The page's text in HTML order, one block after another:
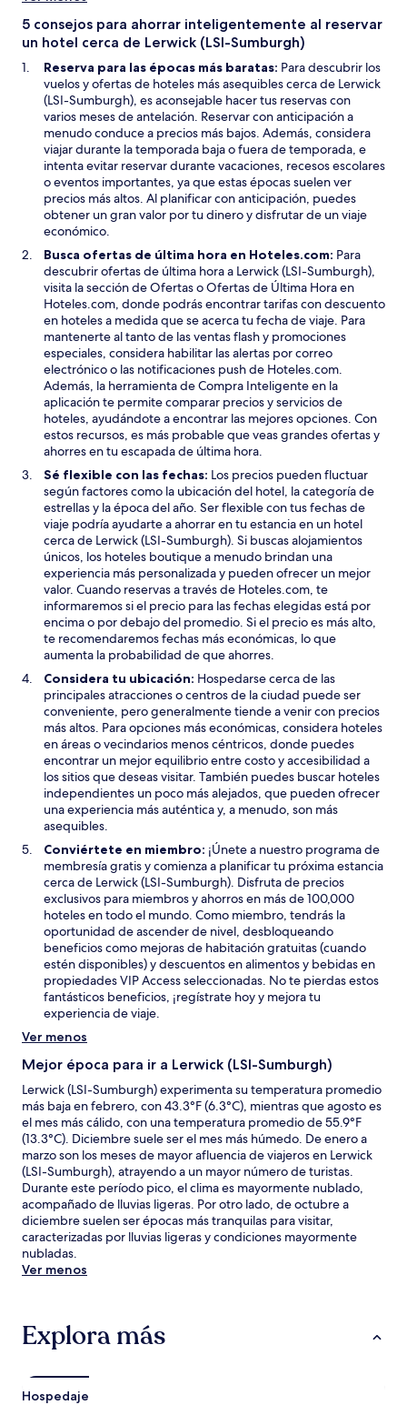
5 consejos para ahorrar inteligentemente al reservar
un hotel cerca de Lerwick (LSI-Sumburgh)
Reserva para las épocas más baratas: Para descubrir los
vuelos y ofertas de hoteles más asequibles cerca de Lerwick
(LSI-Sumburgh), es aconsejable hacer tus reservas con
varios meses de antelación. Reservar con anticipación a
menudo conduce a precios más bajos. Además, considera
viajar durante la temporada baja o fuera de temporada, e
intenta evitar reservar durante vacaciones, recesos escolares
o eventos importantes, ya que estas épocas suelen ver
precios más altos. Al planificar con anticipación, puedes
obtener un gran valor por tu dinero y disfrutar de un viaje
económico.
Busca ofertas de última hora en Hoteles.com: Para
descubrir ofertas de última hora a Lerwick (LSI-Sumburgh),
visita la sección de Ofertas o Ofertas de Última Hora en
Hoteles.com, donde podrás encontrar tarifas con descuento
en hoteles a medida que se acerca tu fecha de viaje. Para
mantenerte al tanto de las ventas flash y promociones
especiales, considera habilitar las alertas por correo
electrónico o las notificaciones push de Hoteles.com.
Además, la herramienta de Compra Inteligente en la
aplicación te permite comparar precios y servicios de
hoteles, ayudándote a encontrar las mejores opciones. Con
estos recursos, es más probable que veas grandes ofertas y
ahorres en tu escapada de última hora.
Sé flexible con las fechas: Los precios pueden fluctuar
según factores como la ubicación del hotel, la categoría de
estrellas y la época del año. Ser flexible con tus fechas de
viaje podría ayudarte a ahorrar en tu estancia en un hotel
cerca de Lerwick (LSI-Sumburgh). Si buscas alojamientos
únicos, los hoteles boutique a menudo brindan una
experiencia más personalizada y pueden ofrecer un mejor
valor. Cuando reservas a través de Hoteles.com, te
informaremos si el precio para las fechas elegidas está por
encima o por debajo del promedio. Si el precio es más alto,
te recomendaremos fechas más económicas, lo que
aumenta la probabilidad de que ahorres.
Considera tu ubicación: Hospedarse cerca de las
principales atracciones o centros de la ciudad puede ser
conveniente, pero generalmente tiende a venir con precios
más altos. Para opciones más económicas, considera hoteles
en áreas o vecindarios menos céntricos, donde puedes
encontrar un mejor equilibrio entre costo y accesibilidad a
los sitios que deseas visitar. También puedes buscar hoteles
independientes un poco más alejados, que pueden ofrecer
una experiencia más auténtica y, a menudo, son más
asequibles.
Conviértete en miembro: ¡Únete a nuestro programa de
membresía gratis y comienza a planificar tu próxima estancia
cerca de Lerwick (LSI-Sumburgh). Disfruta de precios
exclusivos para miembros y ahorros en más de 100,000
hoteles en todo el mundo. Como miembro, tendrás la
oportunidad de ascender de nivel, desbloqueando
beneficios como mejoras de habitación gratuitas (cuando
estén disponibles) y descuentos en alimentos y bebidas en
propiedades VIP Access seleccionadas. No te pierdas estos
fantásticos beneficios, ¡regístrate hoy y mejora tu
experiencia de viaje.
Ver menos
Mejor época para ir a Lerwick (LSI-Sumburgh)
Lerwick (LSI-Sumburgh) experimenta su temperatura promedio
más baja en febrero, con 43.3°F (6.3°C), mientras que agosto es
el mes más cálido, con una temperatura promedio de 55.9°F
(13.3°C). Diciembre suele ser el mes más húmedo. De enero a
marzo son los meses de mayor afluencia de viajeros en Lerwick
(LSI-Sumburgh), atrayendo a un mayor número de turistas.
Durante este período pico, el clima es mayormente nublado,
acompañado de lluvias ligeras. Por otro lado, de octubre a
diciembre suelen ser épocas más tranquilas para visitar,
caracterizadas por lluvias ligeras y condiciones mayormente
nubladas.
Ver menos
Explora más
Hospedaje